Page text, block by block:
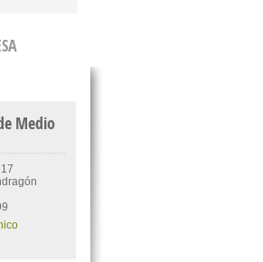
Medio